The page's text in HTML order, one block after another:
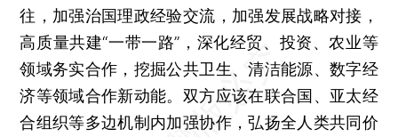
往，加强治国理政经验交流，加强发展战略对接，
高质量共建“一带一路”，深化经贸、投资、农业等
领域务实合作，挖掘公共卫生、清洁能源、数字经
济等领域合作新动能。双方应该在联合国、亚太经
合组织等多边机制内加强协作，弘扬全人类共同价